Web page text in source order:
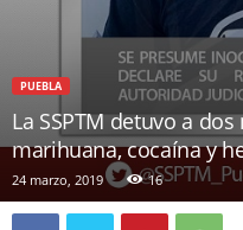
PUEBLA
La SSPTM detuvo a
marihuana, cocaína y
24 marzo, 2019 16